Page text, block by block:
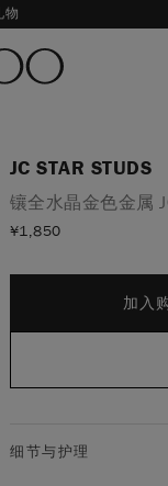
物
礼赠
JC STAR STUDS
镶全水晶金色金属
¥1,850
加入
细节与护理